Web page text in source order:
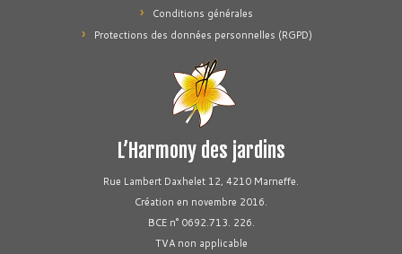
Conditions générales
Protections des données personnelles (RGPD)
L’Harmony des jardins
Rue Lambert Daxhelet 12, 4210 Marneffe.
Création en novembre 2016.
BCE n° 0692.713. 226.
TVA non applicable